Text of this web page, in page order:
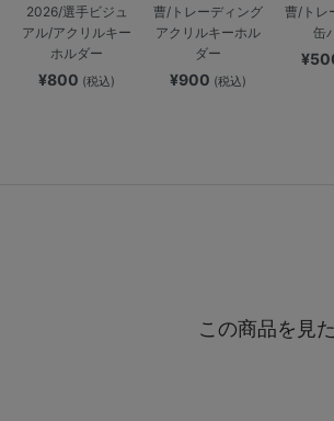
2026/選手ビジュ
アル/アクリルキー
ホルダー
¥800 (税込)
曹/トレーディング
アクリルキーホル
ダー
¥900 (税込)
曹/トレ
缶
この商品を見